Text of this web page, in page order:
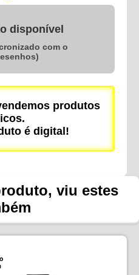
disponível
com o
produtos
é digital!
viu estes